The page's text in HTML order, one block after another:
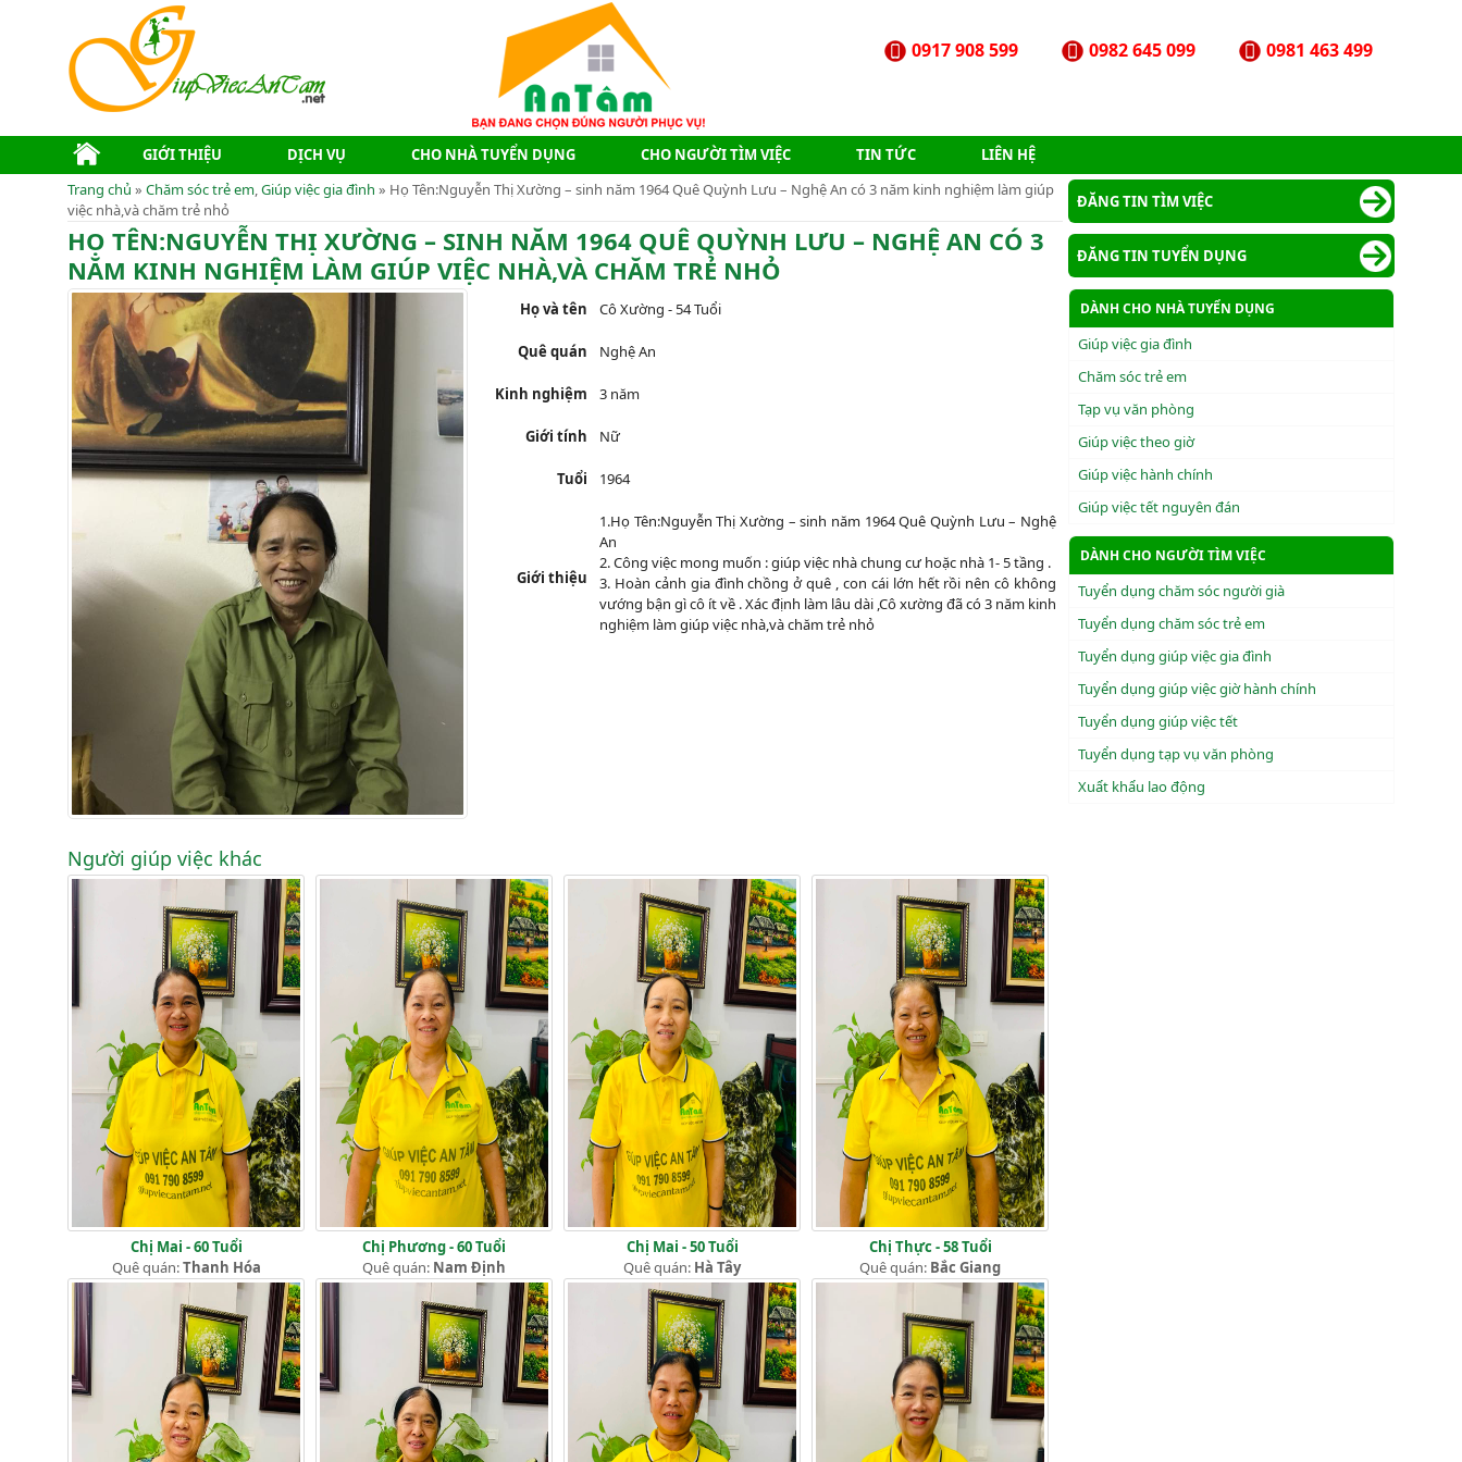
0981 463 499
0982 645 099
0917 908 599
GIỚI THIỆU DỊCH VỤ CHO NHÀ TUYỂN DỤNG CHO NGƯỜI TÌM VIỆC TIN TỨC
LIÊN HỆ
Trang chủ » Chăm sóc trẻ em,Giúp việc gia đình » Họ Tên:Nguyễn Thị Xường – sinh năm 1964 Quê Quỳnh Lưu – Nghệ An có 3 năm kinh nghiệm làm giúp
việc nhà,và chăm trẻ nhỏ
HỌ TÊN:NGUYỄN THỊ XƯỜNG – SINH NĂM 1964 QUÊ QUỲNH LƯU – NGHỆ AN CÓ 3
NĂM KINH NGHIỆM LÀM GIÚP VIỆC NHÀ,VÀ CHĂM TRẺ NHỎ
Họ và tên Cô Xường - 54 Tuổi
Quê quán Nghệ An
Kinh nghiệm 3 năm
Giới tính Nữ
Tuổi 1964
Giới thiệu
1.Họ Tên:Nguyễn Thị Xường – sinh năm 1964 Quê Quỳnh Lưu – Nghệ
An
2. Công việc mong muốn : giúp việc nhà chung cư hoặc nhà 1- 5 tầng .
3. Hoàn cảnh gia đình chồng ở quê , con cái lớn hết rồi nên cô không
vướng bận gì cô ít về . Xác định làm lâu dài ,Cô xường đã có 3 năm kinh
nghiệm làm giúp việc nhà,và chăm trẻ nhỏ
Người giúp việc khác
Chị Mai - 60 Tuổi
Quê quán:Thanh Hóa
Chị Phương - 60 Tuổi
Quê quán: Nam Định
Chị Mai - 50 Tuổi
Quê quán: Hà Tây
Chị Thực - 58 Tuổi
Quê quán: Bắc Giang
ĐĂNG TIN TÌM VIỆC
ĐĂNG TIN TUYỂN DỤNG
DÀNH CHO NHÀ TUYỂN DỤNG
Giúp việc gia đình
Chăm sóc trẻ em
Tạp vụ văn phòng
Giúp việc theo giờ
Giúp việc hành chính
Giúp việc tết nguyên đán
DÀNH CHO NGƯỜI TÌM VIỆC
Tuyển dụng chăm sóc người già
Tuyển dụng chăm sóc trẻ em
Tuyển dụng giúp việc gia đình
Tuyển dụng giúp việc giờ hành chính
Tuyển dụng giúp việc tết
Tuyển dụng tạp vụ văn phòng
Xuẩt khẩu lao động